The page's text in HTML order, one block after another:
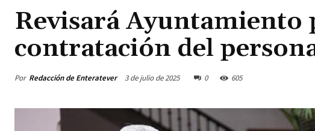
Revisará Ayuntamiento
contratación del
Por Redacción de Enteratever 3 de julio de 2025 0 605